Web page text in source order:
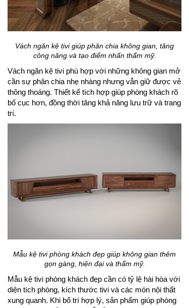
Vách ngăn kệ tivi giúp phân chia không gian, tăng
công năng và tạo điểm nhấn thẩm mỹ.
Vách ngăn kệ tivi phù hợp với những không gian mở
cần sự phân chia nhẹ nhàng nhưng vẫn giữ được vẻ
thông thoáng. Thiết kế tích hợp giúp phòng khách rõ
bố cục hơn, đồng thời tăng khả năng lưu trữ và trang
trí.
Mẫu kệ tivi phòng khách đẹp giúp không gian thêm
gọn gàng, hiện đại và thẩm mỹ.
Mẫu kệ tivi phòng khách đẹp cần có tỷ lệ hài hòa với
diện tích phòng, kích thước tivi và các món nội thất
xung quanh. Khi bố trí hợp lý, sản phẩm giúp phòng